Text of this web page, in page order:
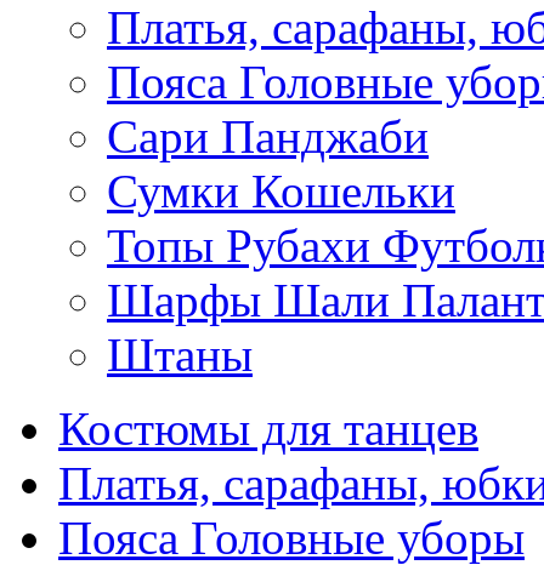
Платья, сарафаны,
Пояса Головные
Сари Панджаби
Сумки Кошельки
Топы Рубахи
Шарфы Шали
Штаны
Костюмы для танцев
Платья, сарафаны,
Пояса Головные уборы